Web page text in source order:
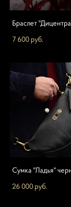
Браслет
7 600 pуб.
Сумка "Ладья"
26 000 pуб.